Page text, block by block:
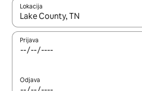
Lokacija
Kad su rezultati dostupni, možete da
Prijava
Odjava